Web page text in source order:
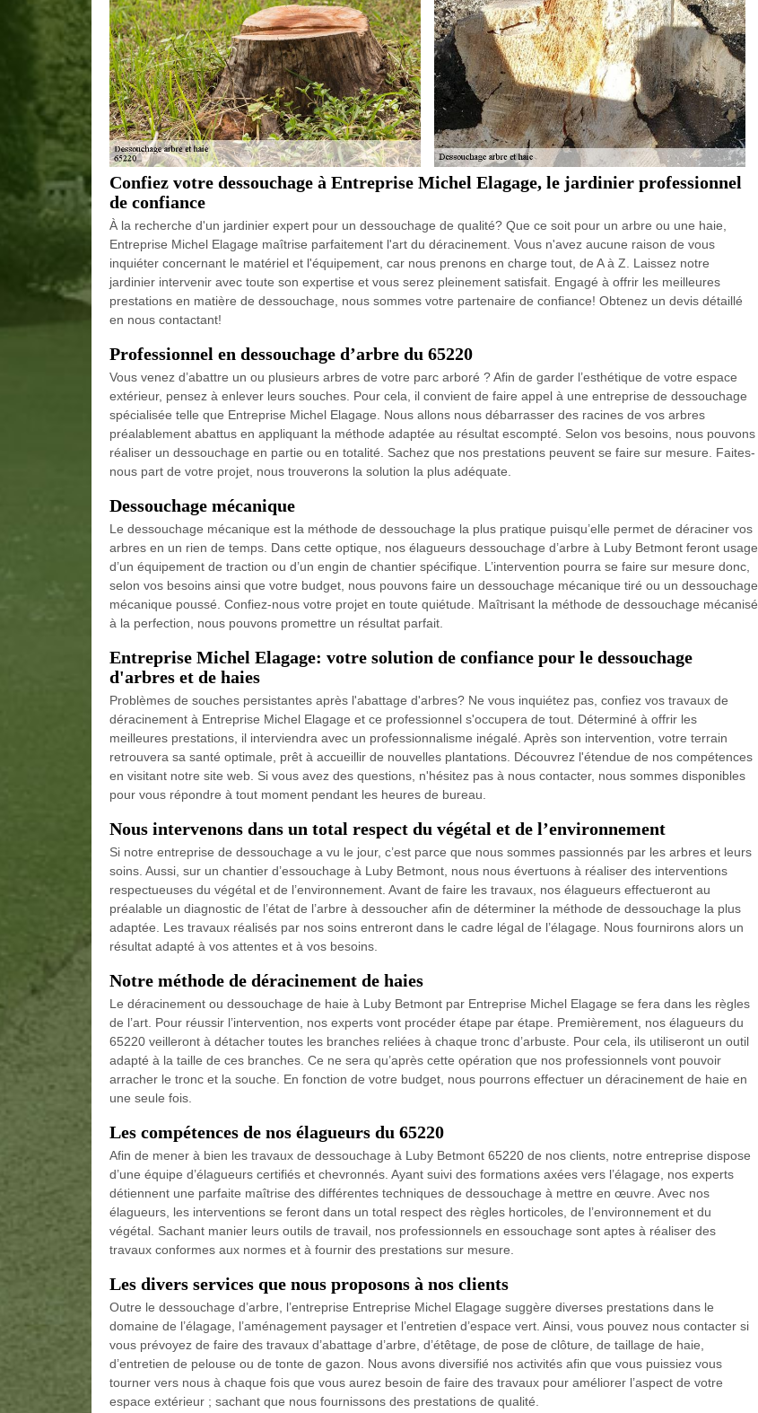
Confiez votre dessouchage à Entreprise Michel Elagage, le jardinier professionnel
de confiance
À la recherche d'un jardinier expert pour un dessouchage de qualité? Que ce soit pour un arbre ou une haie,
Entreprise Michel Elagage maîtrise parfaitement l'art du déracinement. Vous n'avez aucune raison de vous
inquiéter concernant le matériel et l'équipement, car nous prenons en charge tout, de A à Z. Laissez notre
jardinier intervenir avec toute son expertise et vous serez pleinement satisfait. Engagé à offrir les meilleures
prestations en matière de dessouchage, nous sommes votre partenaire de confiance! Obtenez un devis détaillé
en nous contactant!
Professionnel en dessouchage d’arbre du 65220
Vous venez d’abattre un ou plusieurs arbres de votre parc arboré ? Afin de garder l’esthétique de votre espace
extérieur, pensez à enlever leurs souches. Pour cela, il convient de faire appel à une entreprise de dessouchage
spécialisée telle que Entreprise Michel Elagage. Nous allons nous débarrasser des racines de vos arbres
préalablement abattus en appliquant la méthode adaptée au résultat escompté. Selon vos besoins, nous pouvons
réaliser un dessouchage en partie ou en totalité. Sachez que nos prestations peuvent se faire sur mesure. Faites-
nous part de votre projet, nous trouverons la solution la plus adéquate.
Dessouchage mécanique
Le dessouchage mécanique est la méthode de dessouchage la plus pratique puisqu’elle permet de déraciner vos
arbres en un rien de temps. Dans cette optique, nos élagueurs dessouchage d’arbre à Luby Betmont feront usage
d’un équipement de traction ou d’un engin de chantier spécifique. L’intervention pourra se faire sur mesure donc,
selon vos besoins ainsi que votre budget, nous pouvons faire un dessouchage mécanique tiré ou un dessouchage
mécanique poussé. Confiez-nous votre projet en toute quiétude. Maîtrisant la méthode de dessouchage mécanisé
à la perfection, nous pouvons promettre un résultat parfait.
Entreprise Michel Elagage: votre solution de confiance pour le dessouchage
d'arbres et de haies
Problèmes de souches persistantes après l'abattage d'arbres? Ne vous inquiétez pas, confiez vos travaux de
déracinement à Entreprise Michel Elagage et ce professionnel s'occupera de tout. Déterminé à offrir les
meilleures prestations, il interviendra avec un professionnalisme inégalé. Après son intervention, votre terrain
retrouvera sa santé optimale, prêt à accueillir de nouvelles plantations. Découvrez l'étendue de nos compétences
en visitant notre site web. Si vous avez des questions, n'hésitez pas à nous contacter, nous sommes disponibles
pour vous répondre à tout moment pendant les heures de bureau.
Nous intervenons dans un total respect du végétal et de l’environnement
Si notre entreprise de dessouchage a vu le jour, c’est parce que nous sommes passionnés par les arbres et leurs
soins. Aussi, sur un chantier d’essouchage à Luby Betmont, nous nous évertuons à réaliser des interventions
respectueuses du végétal et de l’environnement. Avant de faire les travaux, nos élagueurs effectueront au
préalable un diagnostic de l’état de l’arbre à dessoucher afin de déterminer la méthode de dessouchage la plus
adaptée. Les travaux réalisés par nos soins entreront dans le cadre légal de l’élagage. Nous fournirons alors un
résultat adapté à vos attentes et à vos besoins.
Notre méthode de déracinement de haies
Le déracinement ou dessouchage de haie à Luby Betmont par Entreprise Michel Elagage se fera dans les règles
de l’art. Pour réussir l’intervention, nos experts vont procéder étape par étape. Premièrement, nos élagueurs du
65220 veilleront à détacher toutes les branches reliées à chaque tronc d’arbuste. Pour cela, ils utiliseront un outil
adapté à la taille de ces branches. Ce ne sera qu’après cette opération que nos professionnels vont pouvoir
arracher le tronc et la souche. En fonction de votre budget, nous pourrons effectuer un déracinement de haie en
une seule fois.
Les compétences de nos élagueurs du 65220
Afin de mener à bien les travaux de dessouchage à Luby Betmont 65220 de nos clients, notre entreprise dispose
d’une équipe d’élagueurs certifiés et chevronnés. Ayant suivi des formations axées vers l’élagage, nos experts
détiennent une parfaite maîtrise des différentes techniques de dessouchage à mettre en œuvre. Avec nos
élagueurs, les interventions se feront dans un total respect des règles horticoles, de l’environnement et du
végétal. Sachant manier leurs outils de travail, nos professionnels en essouchage sont aptes à réaliser des
travaux conformes aux normes et à fournir des prestations sur mesure.
Les divers services que nous proposons à nos clients
Outre le dessouchage d’arbre, l’entreprise Entreprise Michel Elagage suggère diverses prestations dans le
domaine de l’élagage, l’aménagement paysager et l’entretien d’espace vert. Ainsi, vous pouvez nous contacter si
vous prévoyez de faire des travaux d’abattage d’arbre, d’étêtage, de pose de clôture, de taillage de haie,
d’entretien de pelouse ou de tonte de gazon. Nous avons diversifié nos activités afin que vous puissiez vous
tourner vers nous à chaque fois que vous aurez besoin de faire des travaux pour améliorer l’aspect de votre
espace extérieur ; sachant que nous fournissons des prestations de qualité.